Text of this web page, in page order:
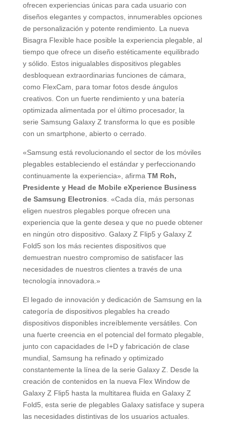
ofrecen experiencias únicas para cada usuario con
diseños elegantes y compactos, innumerables opciones
de personalización y potente rendimiento. La nueva
Bisagra Flexible hace posible la experiencia plegable, al
tiempo que ofrece un diseño estéticamente equilibrado
y sólido. Estos inigualables dispositivos plegables
desbloquean extraordinarias funciones de cámara,
como FlexCam, para tomar fotos desde ángulos
creativos. Con un fuerte rendimiento y una batería
optimizada alimentada por el último procesador, la
serie Samsung Galaxy Z transforma lo que es posible
con un smartphone, abierto o cerrado.
«Samsung está revolucionando el sector de los móviles
plegables estableciendo el estándar y perfeccionando
continuamente la experiencia», afirma TM Roh,
Presidente y Head de Mobile eXperience Business
de Samsung Electronics . «Cada día, más personas
eligen nuestros plegables porque ofrecen una
experiencia que la gente desea y que no puede obtener
en ningún otro dispositivo. Galaxy Z Flip5 y Galaxy Z
Fold5 son los más recientes dispositivos que
demuestran nuestro compromiso de satisfacer las
necesidades de nuestros clientes a través de una
tecnología innovadora.»
El legado de innovación y dedicación de Samsung en la
categoría de dispositivos plegables ha creado
dispositivos disponibles increíblemente versátiles. Con
una fuerte creencia en el potencial del formato plegable,
junto con capacidades de I+D y fabricación de clase
mundial, Samsung ha refinado y optimizado
constantemente la línea de la serie Galaxy Z. Desde la
creación de contenidos en la nueva Flex Window de
Galaxy Z Flip5 hasta la multitarea fluida en Galaxy Z
Fold5, esta serie de plegables Galaxy satisface y supera
las necesidades distintivas de los usuarios actuales.